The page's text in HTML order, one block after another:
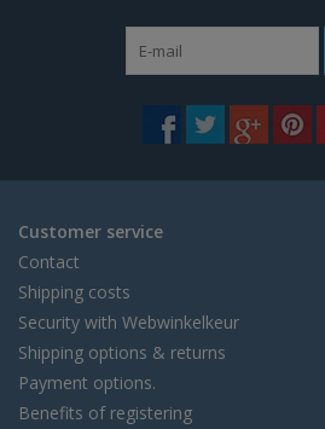
Customer service
Contact
Shipping costs
Security with Webwinkelkeur
Shipping options & returns
Payment options.
Benefits of registering